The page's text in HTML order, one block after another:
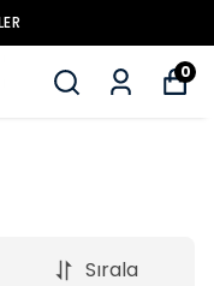
0
Sırala